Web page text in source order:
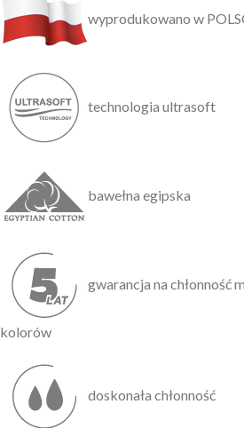
wyprodukowano w
technologia ultrasoft
bawełna egipska
gwarancja na chłonność
kolorów
doskonała chłonność